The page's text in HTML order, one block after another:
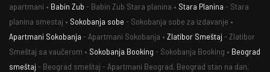
apartmani • Babin Zub - Babin Zub Stara planina • Stara Planina - Stara
planina smestaj • Sokobanja sobe - Sokobanja sobe za izdavanje •
Apartmani Sokobanja - Apartmani Sokobanja • Zlatibor Smeštaj - Zlatibor
Smeštaj sa vaučerom • Sokobanja Booking - Sokobanja Booking • Beograd
smeštaj - Beograd smeštaj - Apartmani Beograd, Beograd stan na dan,